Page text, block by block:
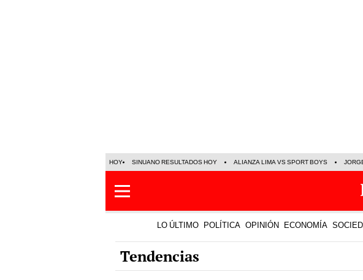
HOY SINUANO RESULTADOS HOY ALIANZA LIMA VS SPORT BOYS
LO ÚLTIMO POLÍTICA OPINIÓN ECONOMÍA
Tendencias